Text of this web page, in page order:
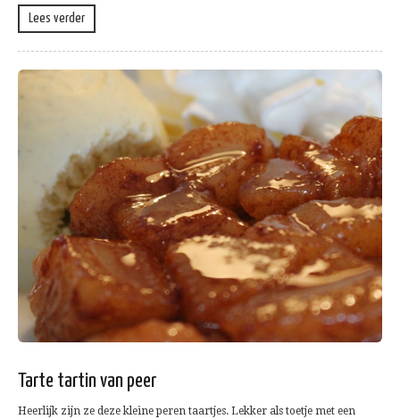
Lees verder
Tarte tartin van peer
Heerlijk zijn ze deze kleine peren taartjes. Lekker als toetje met een